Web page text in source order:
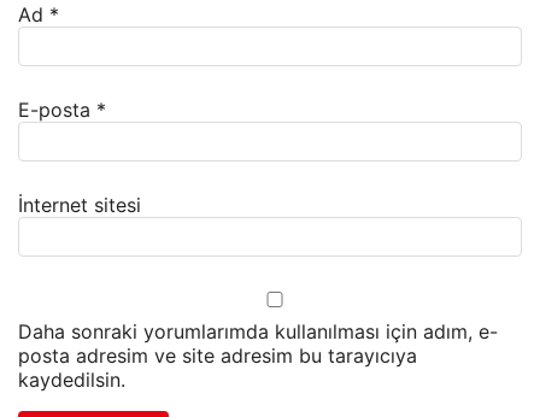
Ad *
E-posta *
İnternet sitesi
Daha sonraki yorumlarımda kullanılması için adım, e-
posta adresim ve site adresim bu tarayıcıya
kaydedilsin.